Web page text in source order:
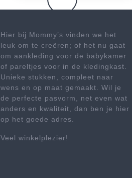
Hier bij Mommy’s vinden we het
leuk om te creëren; of het nu gaat
om aankleding voor de babykamer
of pareltjes voor in de kledingkast.
Unieke stukken, compleet naar
wens en op maat gemaakt. Wil je
de perfecte pasvorm, net even wat
anders en kwaliteit, dan ben je hier
op het goede adres.
Veel winkelplezier!